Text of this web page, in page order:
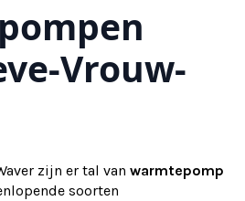
Vrouw-
zijn er tal van warmtepomp
soorten